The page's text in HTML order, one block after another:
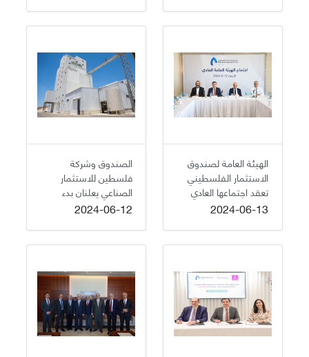
والاستدامة للعام 2024
الهيئة العامة لصندوق
الاستثمار الفلسطيني
تعقد اجتماعها العادي
2024-06-13
الصندوق وشركة
فلسطين للاستثمار
الصناعي يعلنان بدء
الإنتاج التجاري في مصنع
2024-06-12